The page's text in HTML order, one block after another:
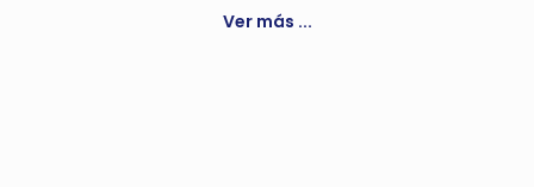
Ver más ...